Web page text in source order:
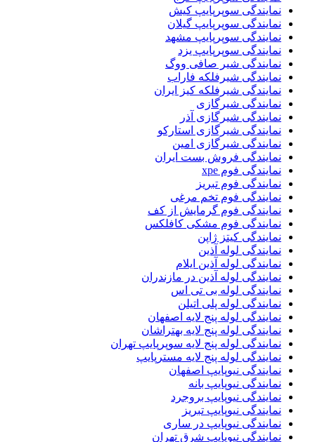
نمایندگی سوپرپایپ کیش
نمایندگی سوپرپایپ گیلان
نمایندگی سوپرپایپ مشهد
نمایندگی سوپرپایپ یزد
نمایندگی شیر صافی ووگ
نمایندگی شیرفلکه فاراب
نمایندگی شیرفلکه کیز ایران
نمایندگی شیرگازی
نمایندگی شیرگازی آذر
نمایندگی شیرگازی استارکو
نمایندگی شیرگازی امین
نمایندگی فروش بست ایران
نمایندگی فوم xpe
نمایندگی فوم تبریز
نمایندگی فوم تخم مرغی
نمایندگی فوم گرمایش از کف
نمایندگی فوم مشکی کافلکس
نمایندگی کیتز ژاپن
نمایندگی لوله آذین
نمایندگی لوله آذین ایلام
نمایندگی لوله آذین در مازندران
نمایندگی لوله بی تی اس
نمایندگی لوله پلی اتیلن
نمایندگی لوله پنج لایه اصفهان
نمایندگی لوله پنج لایه بهتراشان
نمایندگی لوله پنج لایه سوپرپایپ تهران
نمایندگی لوله پنج لایه مسترپایپ
نمایندگی نیوپایپ اصفهان
نمایندگی نیوپایپ بانه
نمایندگی نیوپایپ بروجرد
نمایندگی نیوپایپ تبریز
نمایندگی نیوپایپ در ساری
نمایندگی نیوپایپ شرق تهران